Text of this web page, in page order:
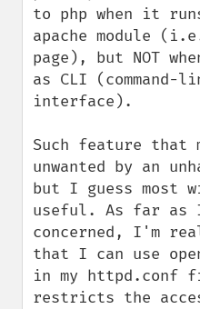
to php when it
apache module
page), but NOT
as CLI (command-
interface).
Such feature that
unwanted by an
but I guess
useful. As far as
concerned, I'm
that I can use
in my httpd.conf
restricts the